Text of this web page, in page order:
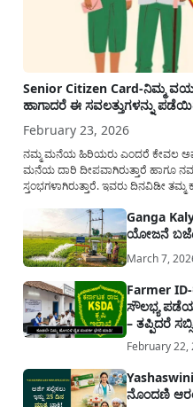
Senior Citizen Card-ನಿಮ್ಮ
ಹಾಗಾದರೆ ಈ ಸವಲತ್ತುಗಳನ್ನು
February 23, 2026
ನಮ್ಮ ಮನೆಯ ಹಿರಿಯರು ಎಂದರೆ ಕೇವಲ
ಮನೆಯ ದಾರಿ ದೀಪವಾಗಿರುತ್ತಾರೆ ಹಾಗೂ
ಸ್ತಂಭಗಳಾಗಿರುತ್ತಾರೆ. ಇವರು ದಿನವಿಡೀ ತಮ್ಮ
ನೆಮ್ಮದಿಯಿಂದ ಕಳೆಯಬೇಕೆಂಬುದು
ಸರ್ಕಾರವು ಹಿರಿಯ ನಾಗರಿಕರ ಗುರುತಿನ
Ganga
ಯೋಜನೆ
March 7,
Farmer
ಸೌಲಭ್ಯ
– ತಪ್ಪಿದರೆ
February 22,
ನೊಂದಣಿ